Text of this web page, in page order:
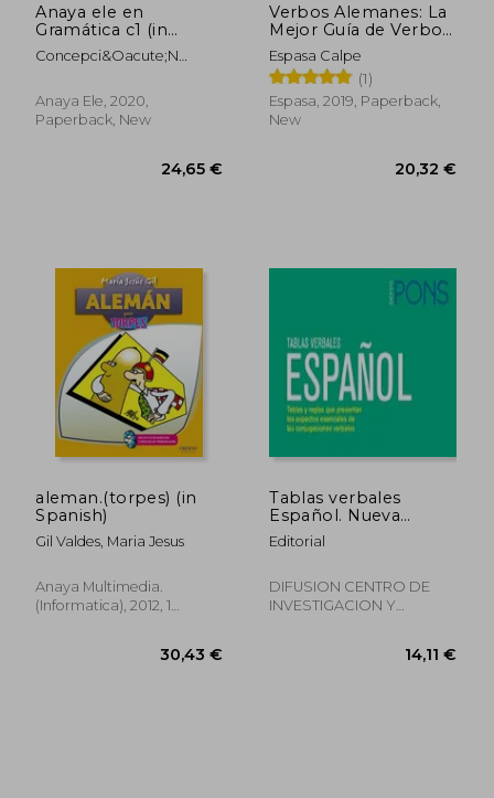
20,32 €
Anaya ele en
Gramática c1 (in
Spanish)
Concepci&Oacute;N
Clara Miki Kondo
P&Eacute;Rez; M&Ordf; De
La Paloma Trenado Dean
Anaya Ele, 2020,
Paperback, New
Verbos Alemanes: La
Mejor Guía de Verbos
Para Estudiantes de
Todos los Niveles (in
Spanish)
Espasa Calpe
(1)
Espasa, 2019, Paperback,
New
aleman.(torpes) (in
Spanish)
Gil Valdes, Maria Jesus
Anaya Multimedia.
(informatica), 2012, 1
Tablas verbales
Español. Nueva
edición (Pons - Tablas
Verbales) (in Spanish)
Editorial
DIFUSION CENTRO DE
INVESTIGACION Y